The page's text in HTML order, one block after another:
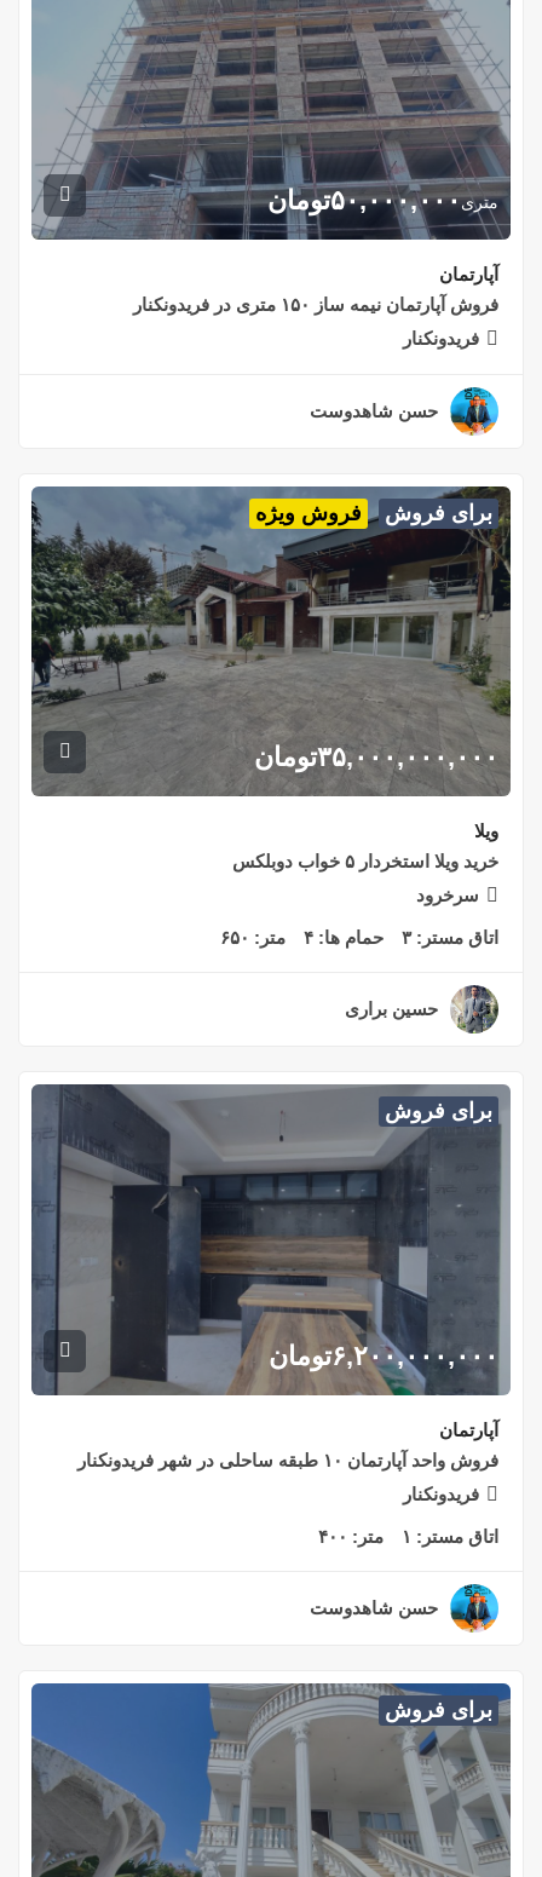
متری۵۰,۰۰۰,۰۰۰تومان
آپارتمان
فروش آپارتمان نیمه ساز ۱۵۰ متری در فریدونکنار
فریدونکنار
حسن شاهدوست
برای فروش فروش ویژه
۳۵,۰۰۰,۰۰۰,۰۰۰تومان
ویلا
خرید ویلا استخردار ۵ خواب دوبلکس
سرخرود
اتاق مستر:۳ حمام ها: ۴ متر: ۶۵۰
حسین براری
برای فروش
۶,۲۰۰,۰۰۰,۰۰۰تومان
آپارتمان
فروش واحد آپارتمان ۱۰ طبقه ساحلی در شهر فریدونکنار
فریدونکنار
اتاق مستر: ۱ متر: ۴۰۰
حسن شاهدوست
برای فروش